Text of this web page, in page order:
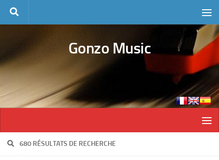
Skip to content
Gonzo Music
680 RÉSULTATS DE RECHERCHE